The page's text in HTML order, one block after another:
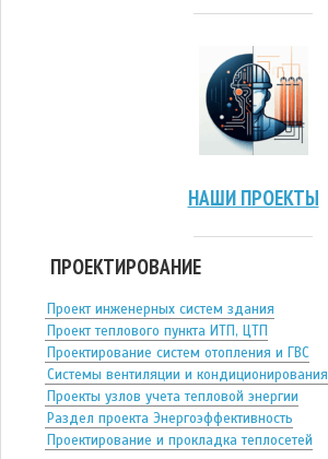
НАШИ ПРОЕКТЫ
ПРОЕКТИРОВАНИЕ
Проект инженерных систем здания
Проект теплового пункта ИТП, ЦТП
Проектирование систем отопления и ГВС
Системы вентиляции и кондиционирования
Проекты узлов учета тепловой энергии
Раздел проекта Энергоэффективность
Проектирование и прокладка теплосетей